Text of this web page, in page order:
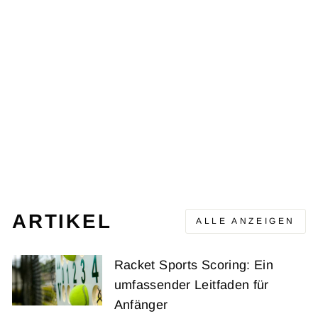
ARTIKEL ALLE ANZEIGEN
Racket Sports Scoring: Ein
umfassender Leitfaden für
Anfänger